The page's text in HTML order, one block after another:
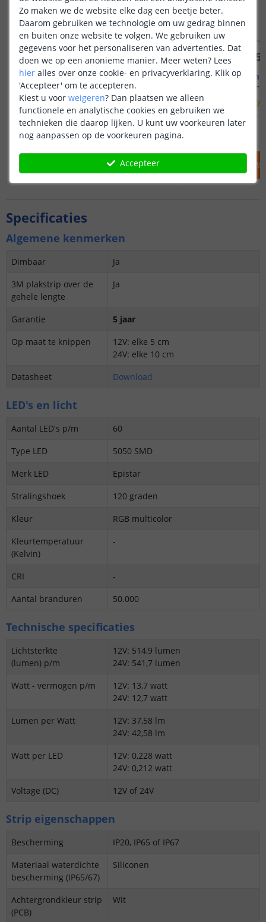
1M - compleet profiel
Opbouw - smal en laag
(70 reviews)
12,95
IN WINKELWAGEN
2M -
Opbouw -
IN
Specificaties
Algemene kenmerken
Dimbaar
Ja
3M plakstrip over de
gehele lengte
Ja
Garantie
5 jaar
Op maat te knippen
12V: elke 5 cm
24V: elke 10 cm
Datasheet
Download
LED's en licht
Aantal LED's p/m
60
Type LED
5050 SMD
Merk LED
Epistar
Stralingshoek
120 graden
Kleur
RGB multicolor
Kleurtemperatuur
(Kelvin)
-
CRI
-
Aantal branduren
50.000
Technische specificaties
Lichtsterkte
(lumen) p/m
12V: 514,9 lumen
24V: 541,7 lumen
Watt - vermogen p/m
12V: 13,7 watt
24V: 12,7 watt
Lumen per Watt
12V: 37,58 lm
24V: 42,58 lm
Watt per LED
12V: 0,228 watt
24V: 0,212 watt
Voltage (DC)
12V of 24V
Strip eigenschappen
Bescherming
IP20, IP65 of IP67
Materiaal waterdichte
bescherming (IP65/67)
Siliconen
Achtergrondkleur strip
(PCB)
Wit
Zo maken we de website elke dag een beetje beter.
Daarom gebruiken we technologie om uw gedrag binnen
en buiten onze website te volgen. We gebruiken uw
gegevens voor het personaliseren van advertenties. Dat
doen we op een anonieme manier. Meer weten? Lees
hier alles over onze cookie- en privacyverklaring. Klik op
'Accepteer' om te accepteren.
Kiest u voor weigeren? Dan plaatsen we alleen
functionele en analytische cookies en gebruiken we
technieken die daarop lijken. U kunt uw voorkeuren later
nog aanpassen op de voorkeuren pagina.
Accepteer